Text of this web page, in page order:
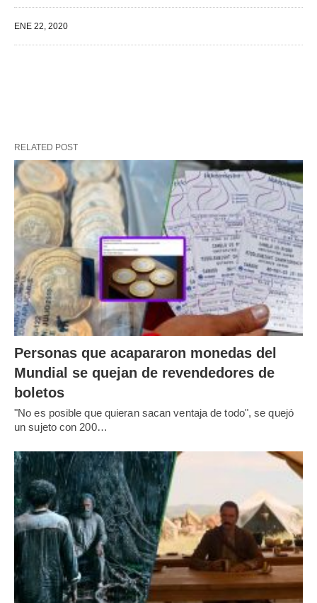
ENE 22, 2020
RELATED POST
Personas que acapararon monedas del
Mundial se quejan de revendedores de
boletos
"No es posible que quieran sacan ventaja de todo", se quejó
un sujeto con 200…